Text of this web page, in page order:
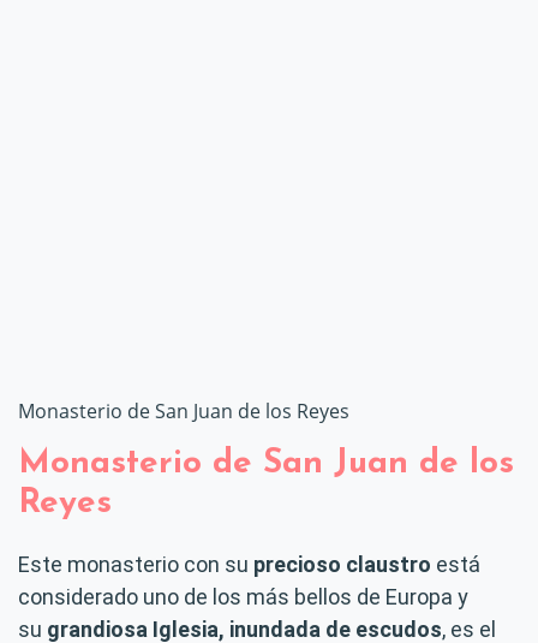
Monasterio de San Juan de los Reyes
Monasterio de San Juan de los
Reyes
Este monasterio con su precioso claustro está
considerado uno de los más bellos de Europa y
su grandiosa Iglesia, inundada de escudos, es el